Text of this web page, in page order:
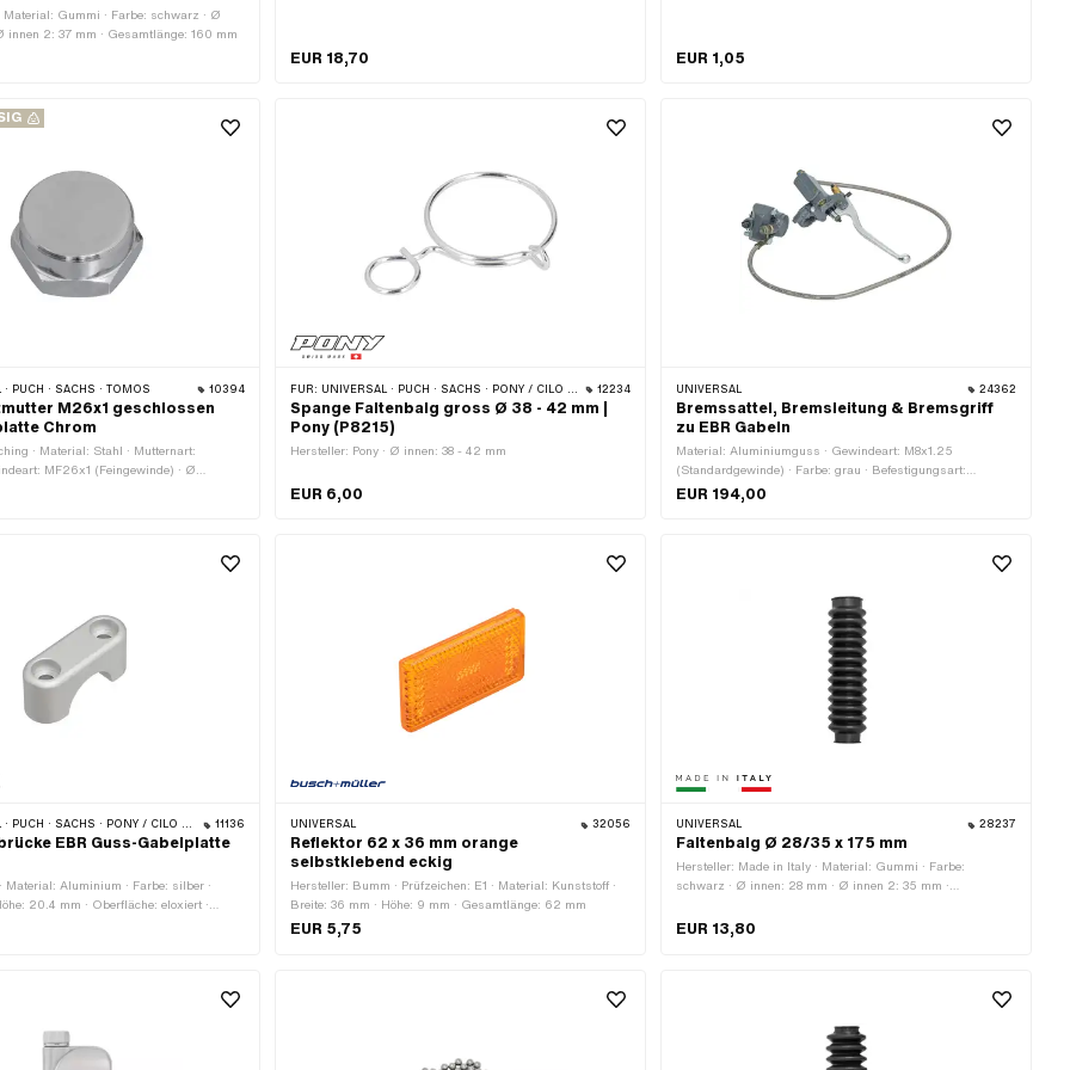
Material: Gummi · Farbe: schwarz · Ø
innen 2: 37 mm · Gesamtlänge: 160 mm
EUR 18,70 EUR 1,05
· PUCH · SACHS · TOMOS 10394
M26x1 geschlossen
Chrom
· Material: Stahl · Mutternart:
MF26x1 (Feingewinde) · Ø
Höhe: 16.3 mm · Nenndurchmesser
· Antrieb: Aussensechskant ·
FÜR: UNIVERSAL · PUCH · SACHS · PONY / CILO (BETA 521 & 512) · PIAGGIO · ZÜNDAPP BELMONDO 12234
Spange Faltenbalg gross Ø 38 - 42 mm |
Pony (P8215)
Hersteller: Pony · Ø innen: 38 - 42 mm
EUR 6,00
UNIVERSAL 24362
Bremssattel, Bremsleitung & Bremsgriff
zu EBR Gabeln
Material: Aluminiumguss · Gewindeart: M8x1.25
(Standardgewinde) · Farbe: grau · Befestigungsart:
Schrauben & Muttern · Oberfläche: lackiert · Länge
Bremshebel (Hebellänge): 162 mm · Leitungslänge: 900
EUR 194,00
· SACHS · PONY / CILO (BETA 521 & 512) · PIAGGIO 11136
EBR Guss-Gabelplatte
Material: Aluminium · Farbe: silber ·
20.4 mm · Oberfläche: eloxiert ·
· Ø Befestigungsloch: 6.4 mm ·
UNIVERSAL 32056
Reflektor 62 x 36 mm orange
selbstklebend eckig
Hersteller: Bumm · Prüfzeichen: E1 · Material: Kunststoff ·
Breite: 36 mm · Höhe: 9 mm · Gesamtlänge: 62 mm
EUR 5,75
UNIVERSAL 28237
Faltenbalg Ø 28/35 x 175 mm
Hersteller: Made in Italy · Material: Gummi · Farbe:
schwarz · Ø innen: 28 mm · Ø innen 2: 35 mm ·
EUR 13,80